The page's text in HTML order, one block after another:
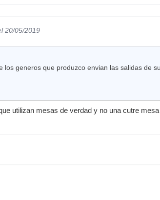
20/05/2019
los generos que produzco envian las salidas de
utilizan mesas de verdad y no una cutre